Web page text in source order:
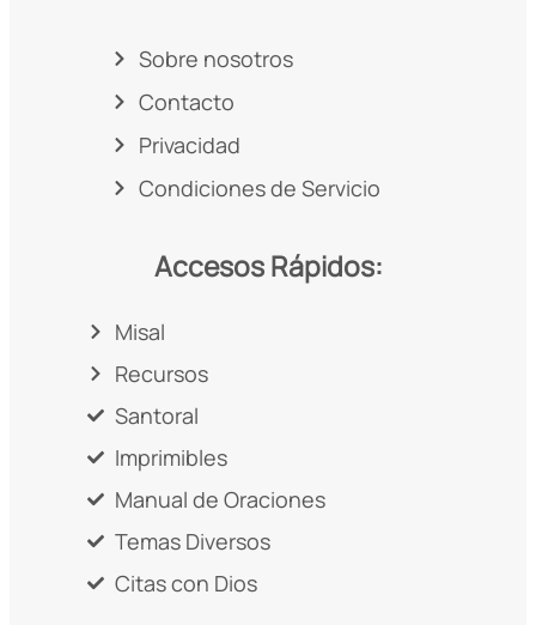
Sobre nosotros
Contacto
Privacidad
Condiciones de Servicio
Accesos Rápidos:
Misal
Recursos
Santoral
Imprimibles
Manual de Oraciones
Temas Diversos
Citas con Dios